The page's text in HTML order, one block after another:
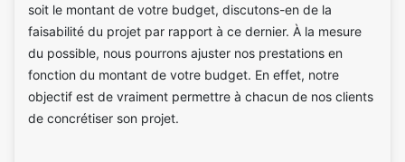
soit le montant de votre budget, discutons-en de la
faisabilité du projet par rapport à ce dernier. À la mesure
du possible, nous pourrons ajuster nos prestations en
fonction du montant de votre budget. En effet, notre
objectif est de vraiment permettre à chacun de nos clients
de concrétiser son projet.